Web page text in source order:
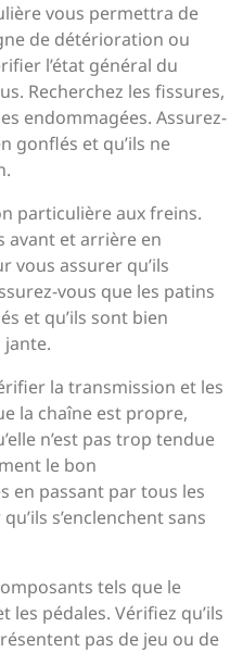
vous permettra de
de détérioration ou
l’état général du
Recherchez les fissures,
endommagées. Assurez-
gonflés et qu’ils ne
particulière aux freins.
avant et arrière en
vous assurer qu’ils
vous que les patins
et qu’ils sont bien
jante.
la transmission et les
la chaîne est propre,
n’est pas trop tendue
le bon
en passant par tous les
s’enclenchent sans
tels que le
les pédales. Vérifiez qu’ils
pas de jeu ou de